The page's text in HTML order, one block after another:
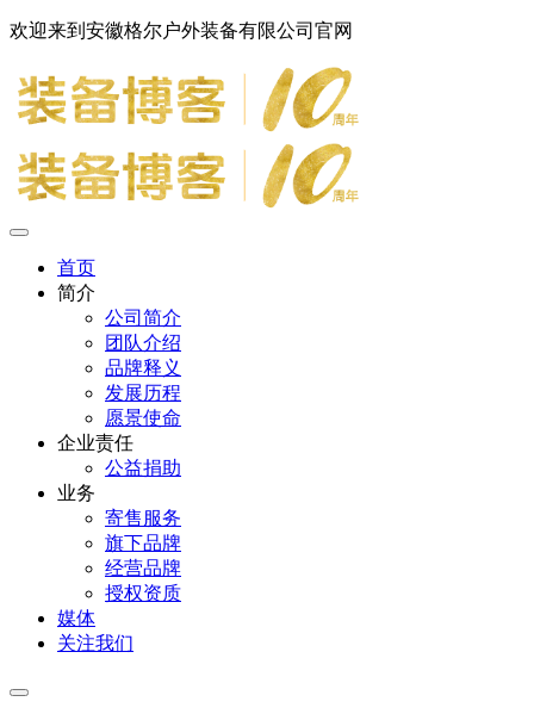
欢迎来到安徽格尔户外装备有限公司官网
首页
简介
公司简介
团队介绍
品牌释义
发展历程
愿景使命
企业责任
公益捐助
业务
寄售服务
旗下品牌
经营品牌
授权资质
媒体
关注我们